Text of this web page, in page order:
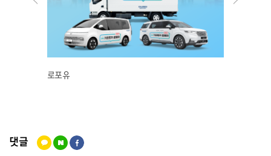
로포유
댓글